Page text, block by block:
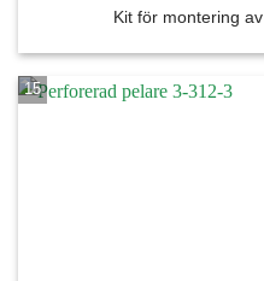
Kit för montering